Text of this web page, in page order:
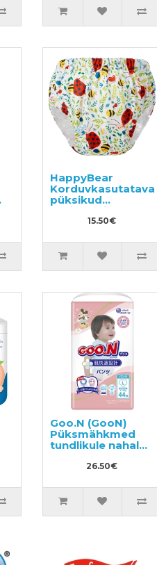
HappyBear
Korduvkasutatavad
püksikud
potitreeninguteks
15.50€
Goo.N (GooN)
Püksmähkmed
tundlikule nahale
26.50€